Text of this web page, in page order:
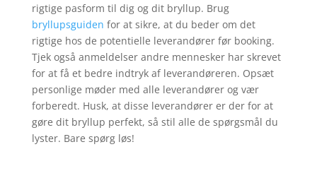
rigtige pasform til dig og dit bryllup. Brug
bryllupsguiden for at sikre, at du beder om det
rigtige hos de potentielle leverandører før booking.
Tjek også anmeldelser andre mennesker har skrevet
for at få et bedre indtryk af leverandøreren. Opsæt
personlige møder med alle leverandører og vær
forberedt. Husk, at disse leverandører er der for at
gøre dit bryllup perfekt, så stil alle de spørgsmål du
lyster. Bare spørg løs!